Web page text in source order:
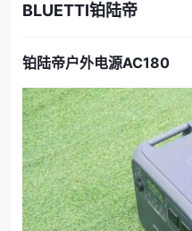
BLUETTI铂陆帝
铂陆帝户外电源AC180